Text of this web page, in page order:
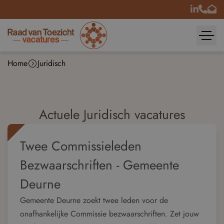
Home Juridisch
Actuele Juridisch vacatures
Twee Commissieleden
Bezwaarschriften - Gemeente
Deurne
Gemeente Deurne zoekt twee leden voor de
onafhankelijke Commissie bezwaarschriften. Zet jouw